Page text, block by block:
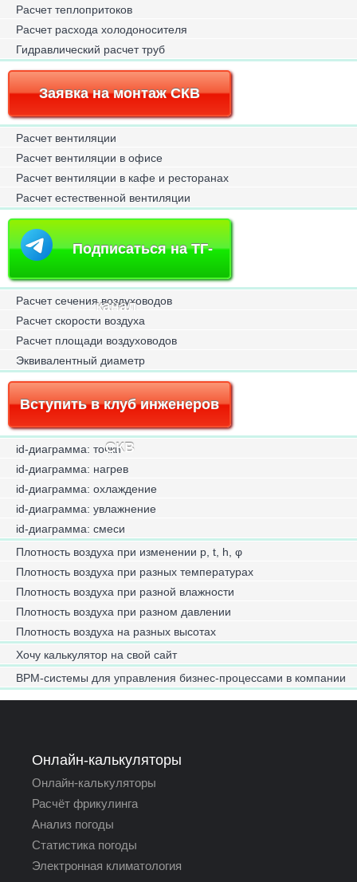
Расчет теплопритоков
Расчет расхода холодоносителя
Гидравлический расчет труб
Заявка на монтаж СКВ
Расчет вентиляции
Расчет вентиляции в офисе
Расчет вентиляции в кафе и ресторанах
Расчет естественной вентиляции
Подписаться на ТГ-
канал
Расчет сечения воздуховодов
Расчет скорости воздуха
Расчет площади воздуховодов
Эквивалентный диаметр
Вступить в клуб инженеров
СКВ
id-диаграмма: точки
id-диаграмма: нагрев
id-диаграмма: охлаждение
id-диаграмма: увлажнение
id-диаграмма: смеси
Плотность воздуха при изменении p, t, h, φ
Плотность воздуха при разных температурах
Плотность воздуха при разной влажности
Плотность воздуха при разном давлении
Плотность воздуха на разных высотах
Хочу калькулятор на свой сайт
BPM-системы для управления бизнес-процессами в компании
Онлайн-калькуляторы
Онлайн-калькуляторы
Расчёт фрикулинга
Анализ погоды
Статистика погоды
Электронная климатология